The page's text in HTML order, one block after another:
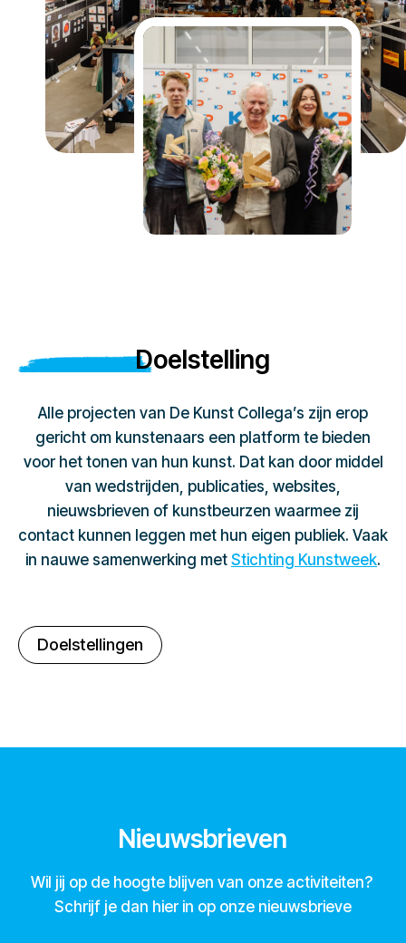
Doelstelling
Alle projecten van De Kunst Collega’s zijn erop
gericht om kunstenaars een platform te bieden
voor het tonen van hun kunst. Dat kan door middel
van wedstrijden, publicaties, websites,
nieuwsbrieven of kunstbeurzen waarmee zij
contact kunnen leggen met hun eigen publiek. Vaak
in nauwe samenwerking met Stichting Kunstweek.
Doelstellingen
Nieuwsbrieven
Wil jij op de hoogte blijven van onze activiteiten?
Schrijf je dan hier in op onze nieuwsbrieve